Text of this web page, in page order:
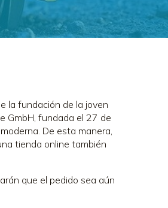
la fundación de la joven
GmbH, fundada el 27 de
De esta manera,
tienda online también
que el pedido sea aún